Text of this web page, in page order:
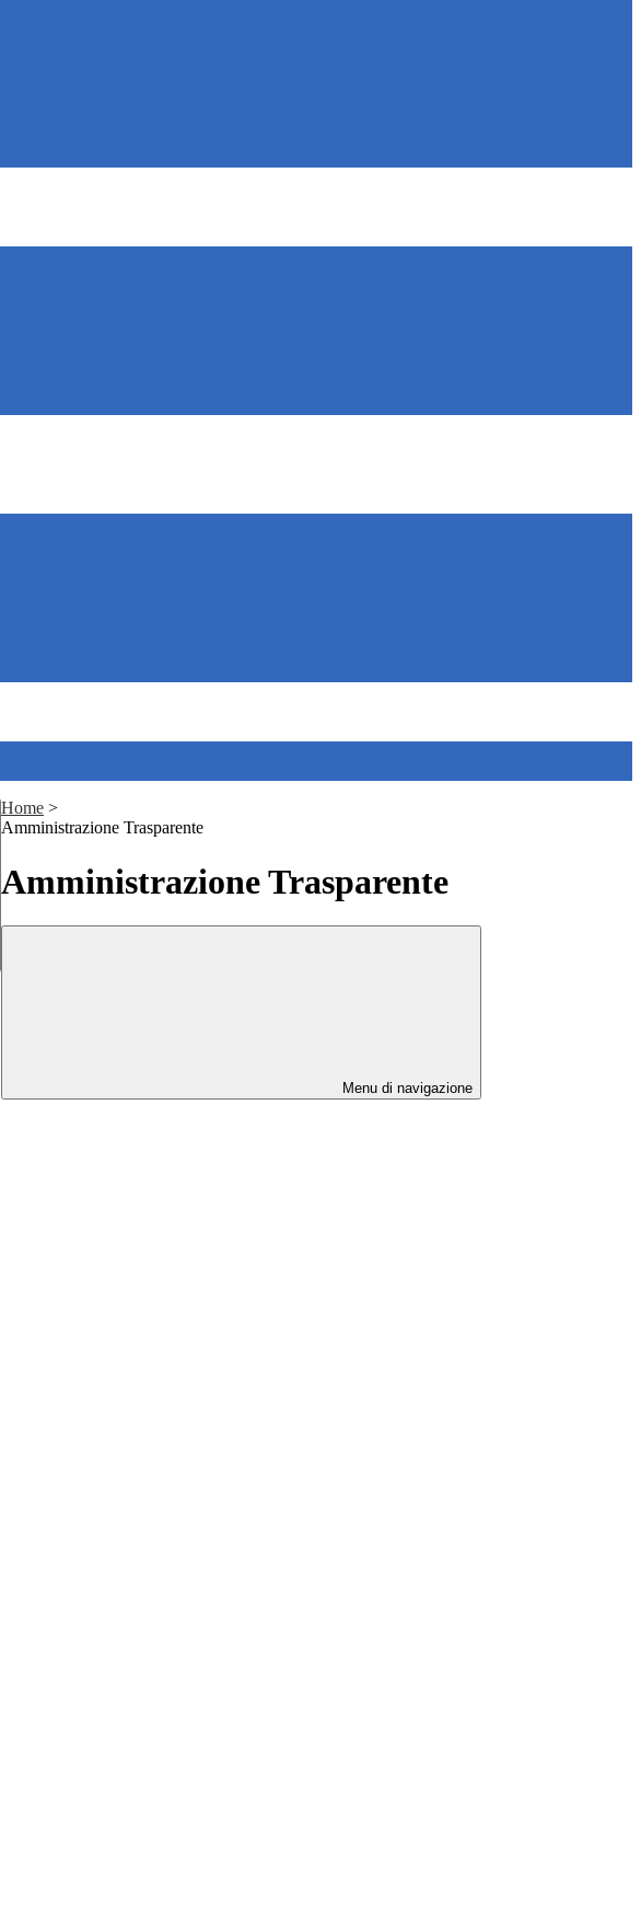
Home >
Amministrazione Trasparente
Amministrazione Trasparente
Menu di navigazione